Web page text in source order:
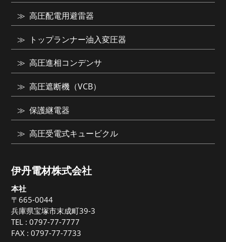
伊丹電材株式会社
本社
〒665-0044
兵庫県宝塚市末成町39-3
TEL :0797-77-7777
FAX : 0797-77-7733
高圧配電用避雷器
トップランナー油入変圧器
高圧進相コンデンサ
高圧遮断機（VCB）
保護継電器
高圧受電式キュービクル